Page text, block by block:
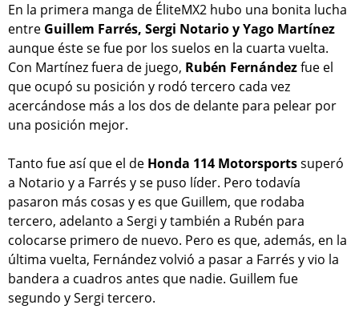
En la primera manga de ÉliteMX2 hubo una bonita lucha
entre Guillem Farrés, Sergi Notario y Yago Martínez
aunque éste se fue por los suelos en la cuarta vuelta.
Con Martínez fuera de juego, Rubén Fernándezfue el
que ocupó su posición y rodó tercero cada vez
acercándose más a los dos de delante para pelear por
una posición mejor.
Tanto fue así que el de Honda 114 Motorsportssuperó
a Notario y a Farrés y se puso líder. Pero todavía
pasaron más cosas y es que Guillem, que rodaba
tercero, adelanto a Sergi y también a Rubén para
colocarse primero de nuevo. Pero es que, además, en la
última vuelta, Fernández volvió a pasar a Farrés y vio la
bandera a cuadros antes que nadie. Guillem fue
segundo y Sergi tercero.